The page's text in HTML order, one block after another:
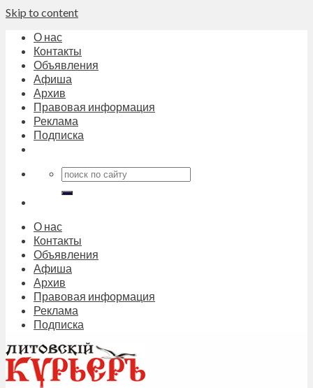
Skip to content
О нас
Контакты
Объявления
Афиша
Архив
Правовая информация
Реклама
Подписка
О нас
Контакты
Объявления
Афиша
Архив
Правовая информация
Реклама
Подписка